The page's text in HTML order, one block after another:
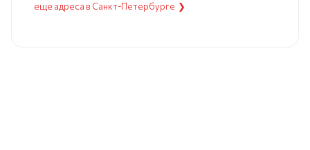
еще адреса в Санкт-Петербурге ❯